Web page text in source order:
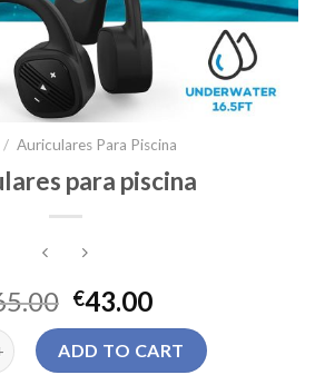
/ Auriculares Para Piscina
para piscina
€43.00
para piscina quantity
ADD TO CART